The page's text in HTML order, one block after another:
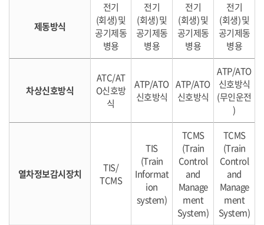
제동방식
전기
(회생) 및
공기제동
병용
전기
(회생) 및
공기제동
병용
전기
(회생) 및
공기제동
병용
전기
(회생) 및
공기제동
병용
차상신호방식
ATC/AT
O신호방
식
ATP/ATO
신호방식
ATP/ATO
신호방식
ATP/ATO
신호방식
(무인운전
)
열차정보감시장치
TIS/
TCMS
TIS
(Train
Informat
ion
system)
TCMS
(Train
Control
and
Manage
ment
System)
TCMS
(Train
Control
and
Manage
ment
System)